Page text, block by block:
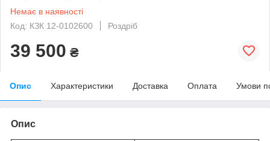
Немає в наявності
Код: КЗК 12-0102600
Роздріб
39 500 ₴
Опис Характеристики Доставка Оплата Умови
Опис